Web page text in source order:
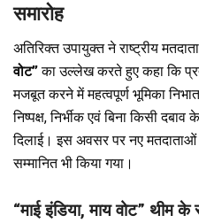
समारोह
अतिरिक्त उपायुक्त ने राष्ट्रीय
वोट”का उल्लेख करते हुए कहा कि
मजबूत करने में महत्वपूर्ण भूमिका
निष्पक्ष, निर्भीक एवं बिना किसी
दिलाई। इस अवसर पर नए मतदाताओं
सम्मानित भी किया गया।
“माई इंडिया, माय वोट” थीम